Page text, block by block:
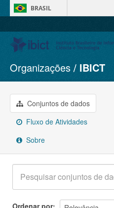
BRASIL
Conjuntos de dados
Organizações
Grupos
Sobre
Organizações IBICT
Conjuntos de dados
Fluxo de Atividades
Sobre
Ordenar por